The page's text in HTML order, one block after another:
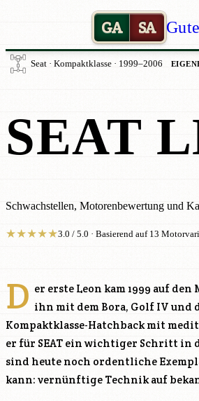
GA SA
Seat · Kompaktklasse · 1999–2006
SEAT
Schwachstellen, Motorenbewertung und
★★★★★3.0 / 5.0 · Basierend auf 13
D er erste Leon kam 1999 auf
ihn mit dem Bora, Golf IV und
Kompaktklasse-Hatchback mit
er für SEAT ein wichtiger Schritt in
sind heute noch ordentliche
kann: vernünftige Technik auf